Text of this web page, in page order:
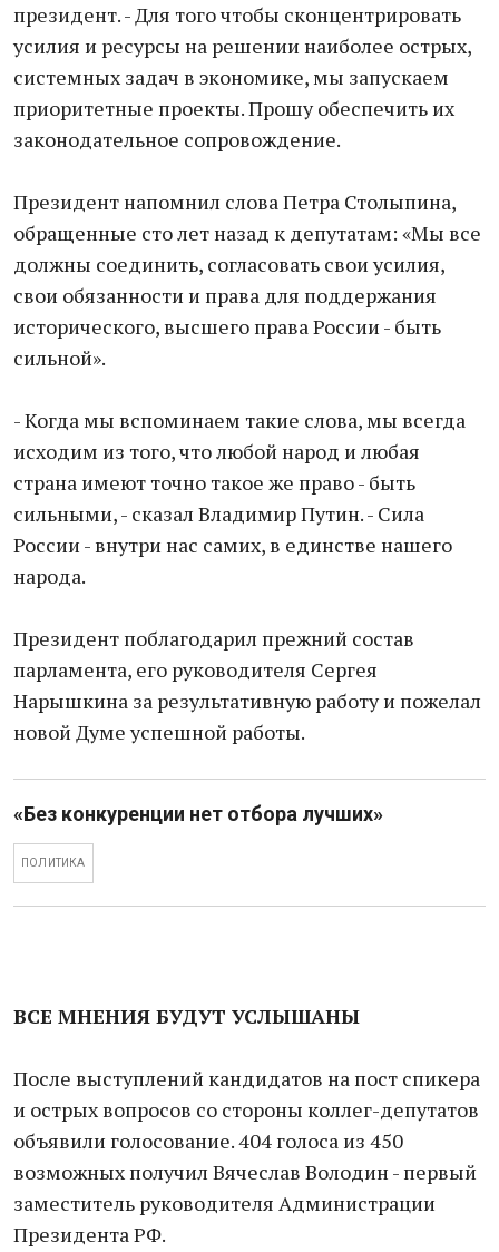
президент. - Для того чтобы сконцентрировать
усилия и ресурсы на решении наиболее острых,
системных задач в экономике, мы запускаем
приоритетные проекты. Прошу обеспечить их
законодательное сопровождение.
Президент напомнил слова Петра Столыпина,
обращенные сто лет назад к депутатам: «Мы все
должны соединить, согласовать свои усилия,
свои обязанности и права для поддержания
исторического, высшего права России - быть
сильной».
- Когда мы вспоминаем такие слова, мы всегда
исходим из того, что любой народ и любая
страна имеют точно такое же право - быть
сильными, - сказал Владимир Путин. - Сила
России - внутри нас самих, в единстве нашего
народа.
Президент поблагодарил прежний состав
парламента, его руководителя Сергея
Нарышкина за результативную работу и пожелал
новой Думе успешной работы.
«Без конкуренции нет отбора лучших»
ПОЛИТИКА
ВСЕ МНЕНИЯ БУДУТ УСЛЫШАНЫ
После выступлений кандидатов на пост спикера
и острых вопросов со стороны коллег-депутатов
объявили голосование. 404 голоса из 450
возможных получил Вячеслав Володин - первый
заместитель руководителя Администрации
Президента РФ.